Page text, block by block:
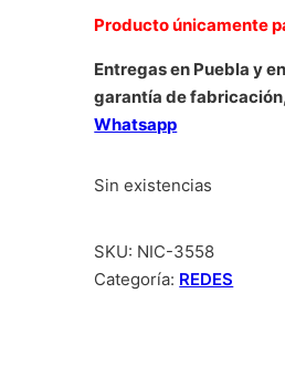
Producto únicamente
Entregas en Puebla y
garantía de
Whatsapp
Sin existencias
SKU: NIC-3558
Categoría: REDES